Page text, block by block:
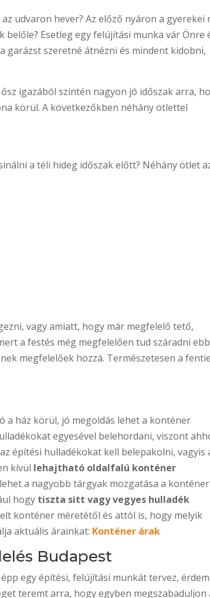
udvaron hever? Az előző nyáron a gyerekei
Esetleg egy felújítási munka vár Önre
garázst szeretné átnézni és mindent kidobni,
igazából szintén nagyon jó időszak arra,
körül. A következőkben néhány ötlettel
a téli hideg időszak előtt? Néhány ötlet
vagy amiatt, hogy már megfelelő tető,
a festés még megfelelően tud száradni
megfelelőek hozzá. Természetesen a
a ház körül, jó megoldás lehet a konténer
egyesével belehordani, viszont
építési hulladékokat kell belepakolni, vagyis
kívül lehajtható oldalfalú konténer
a nagyobb tárgyak mozgatása a
hogy tiszta sitt vagy vegyes hulladék
konténer méretétől és attól is, hogy melyik
aktuális árainkat: Konténer árak
Budapest
egy építési, felújítási munkát tervez,
teremt arra, hogy egyben megszabaduljon